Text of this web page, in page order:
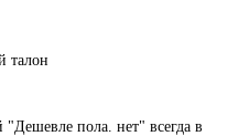
талон
пола. нет" всегда в